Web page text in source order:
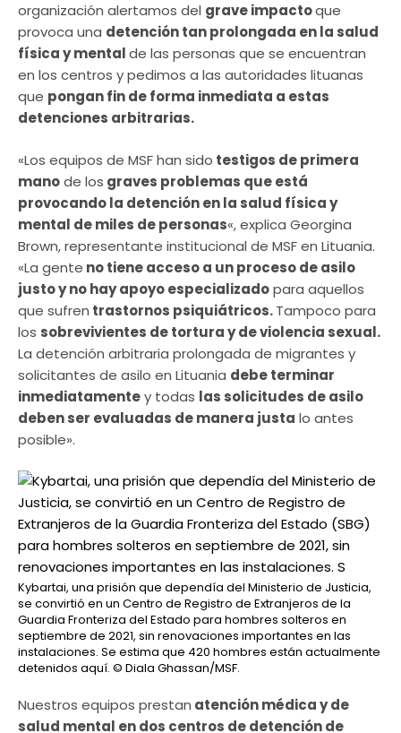
organización alertamos del grave impactoque
provoca una detención tan prolongada en la salud
física y mentalde las personas que se encuentran
en los centros y pedimos a las autoridades lituanas
que pongan fin de forma inmediata a estas
detenciones arbitrarias.
«Los equipos de MSF han sido testigos de primera
manode los graves problemas que está
provocando la detención en la salud física y
mental de miles de personas«, explica Georgina
Brown, representante institucional de MSF en Lituania.
«La gente no tiene acceso a un proceso de asilo
justo y no hay apoyo especializadopara aquellos
que sufren trastornos psiquiátricos.Tampoco para
los sobrevivientes de tortura y de violencia sexual.
La detención arbitraria prolongada de migrantes y
solicitantes de asilo en Lituania debe terminar
inmediatamentey todas las solicitudes de asilo
deben ser evaluadas de manera justa lo antes
posible».
Kybartai, una prisión que dependía del Ministerio de Justicia,
se convirtió en un Centro de Registro de Extranjeros de la
Guardia Fronteriza del Estado para hombres solteros en
septiembre de 2021, sin renovaciones importantes en las
instalaciones. Se estima que 420 hombres están actualmente
detenidos aquí. © Diala Ghassan/MSF.
Nuestros equipos prestan atención médica y de
salud mental en dos centros de detención de